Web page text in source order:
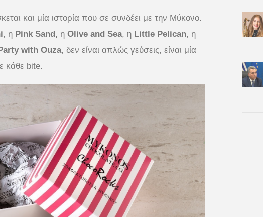
και μία ιστορία που σε συνδέει με την Μύκονο.
, η Pink Sand, η Olive and Sea, η Little Pelican, η
with Ouza, δεν είναι απλώς γεύσεις, είναι μία
κάθε bite.